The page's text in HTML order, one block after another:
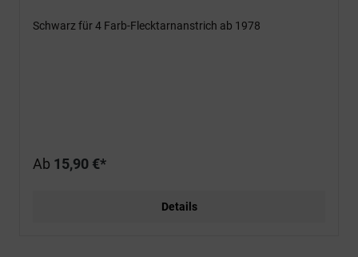
Schwarz für 4 Farb-Flecktarnanstrich ab 1978
Ab 15,90 €*
Details